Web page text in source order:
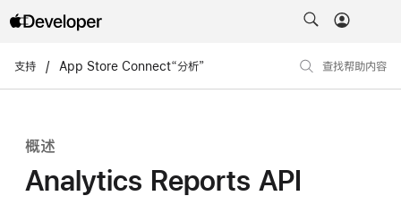
支持 / App Store Connect“分析” 查找帮助内容
概述
Analytics Reports API